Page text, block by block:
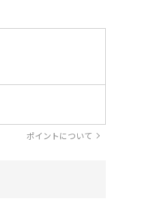
ポイントについて